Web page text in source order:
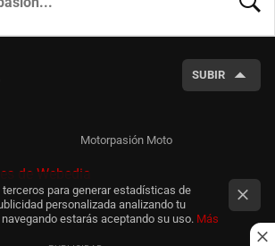
SUBIR
Motorpasión Moto
de Webedia
para generar estadísticas de
personalizada analizando tu
estarás aceptando su uso. Más